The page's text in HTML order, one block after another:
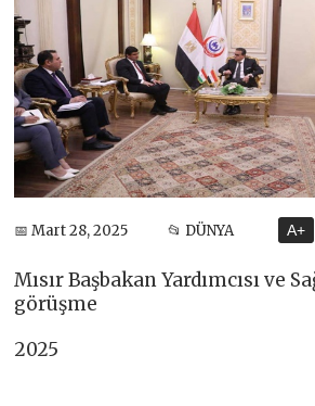
📅 Mart 28, 2025 📂 DÜNYA A+
Mısır Başbakan Yardımcısı ve
görüşme
2025